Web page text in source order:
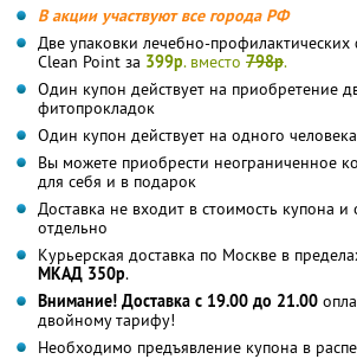
В акции участвуют все города РФ
Две упаковки лечебно-
Clean Point за 399р. вместо 798р.
Один купон действует на приобретение
фитопрокладок
Один купон действует на одного человека
Вы можете приобрести неограниченное
для себя и в подарок
Доставка не входит в стоимость купона и
отдельно
Курьерская доставка по Москве в
МКАД 350р.
Внимание! Доставка с 19.00 до 21.00
двойному тарифу!
Необходимо предъявление купона в